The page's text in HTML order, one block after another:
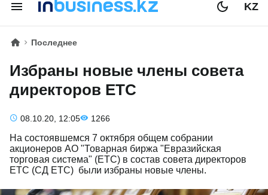
KZ
Последнее
Избраны новые члены совета
директоров ЕТС
08.10.20, 12:05 1266
На состоявшемся 7 октября общем собрании
акционеров АО "Товарная биржа "Евразийская
торговая система" (ЕТС) в состав совета директоров
ЕТС (СД ЕТС) были избраны новые члены.